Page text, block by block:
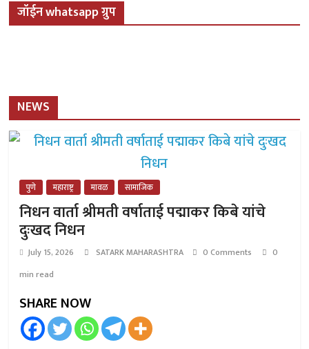
जॉईन whatsapp ग्रुप
NEWS
पुणे महाराष्ट्र मावळ सामाजिक
निधन वार्ता श्रीमती वर्षाताई पद्माकर किबे यांचे
दुःखद निधन
July 15, 2026 SATARK MAHARASHTRA 0 Comments
0
min read
SHARE NOW